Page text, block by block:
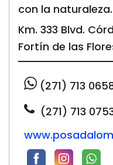
con la naturaleza.
Km. 333 Blvd.
Fortín de las
(271) 713
(271) 713